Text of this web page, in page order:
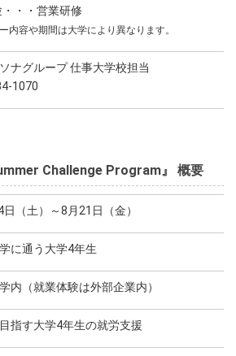
・・営業研修
内容や期間は大学により異なります。
ナグループ 仕事大学校担当
1070
Challenge Program』 概要
（土）～8月21日（金）
に通う大学4年生
内（就業体験は外部企業内）
指す大学4年生の就労支援